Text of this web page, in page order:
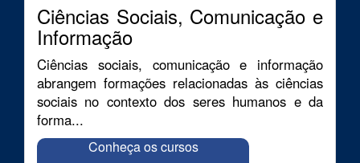
Ciências Sociais, Comunicação e
Informação
Ciências sociais, comunicação e informação
abrangem formações relacionadas às ciências
sociais no contexto dos seres humanos e da
forma...
Conheça os cursos